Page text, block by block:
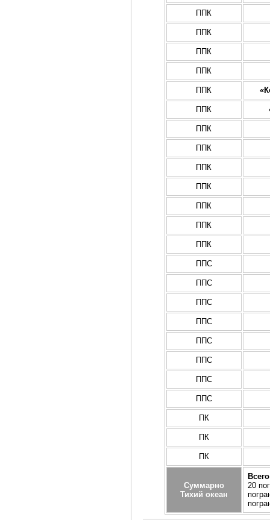
ППК
ППК
ППК
ППК
ППК
ППК
ППК
ППК
ППК
ППК
ППК
ППК
ППК
ППС
ППС
ППС
ППС
ППС
ППС
ППС
ППС
ПК
ПК
ПК
Суммарно
Тихий океан
20